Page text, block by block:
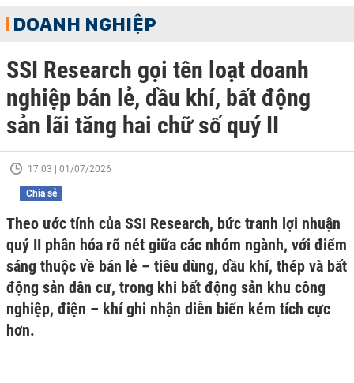
DOANH NGHIỆP
SSI Research gọi tên loạt doanh
nghiệp bán lẻ, dầu khí, bất động
sản lãi tăng hai chữ số quý II
17:03 | 01/07/2026
Chia sẻ
Theo ước tính của SSI Research, bức tranh lợi nhuận
quý II phân hóa rõ nét giữa các nhóm ngành, với điểm
sáng thuộc về bán lẻ – tiêu dùng, dầu khí, thép và bất
động sản dân cư, trong khi bất động sản khu công
nghiệp, điện – khí ghi nhận diễn biến kém tích cực
hơn.